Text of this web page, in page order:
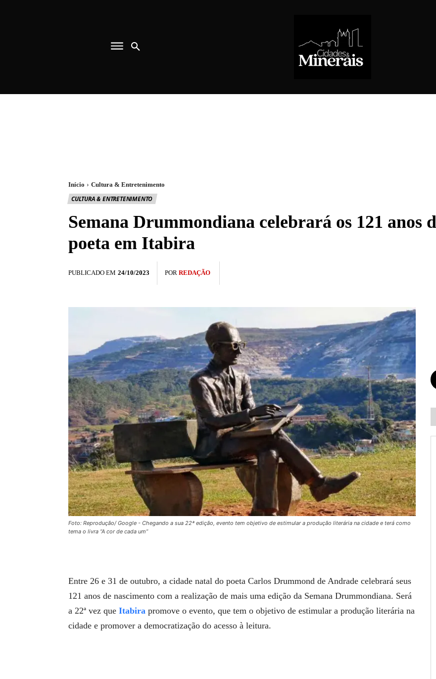
Início Cultura & Entretenimento
CULTURA & ENTRETENIMENTO
Semana Drummondiana celebrará os 121 anos
poeta em Itabira
PUBLICADO EM 24/10/2023 POR REDAÇÃO
Foto: Reprodução/ Google - Chegando a sua 22ª edição, evento tem objetivo de estimular a produção literária na cidade e terá como
tema o livra “A cor de cada um”
Entre 26 e 31 de outubro, a cidade natal do poeta Carlos Drummond de Andrade celebrará seus
121 anos de nascimento com a realização de mais uma edição da Semana Drummondiana. Será
a 22ª vez que Itabira promove o evento, que tem o objetivo de estimular a produção literária na
cidade e promover a democratização do acesso à leitura.